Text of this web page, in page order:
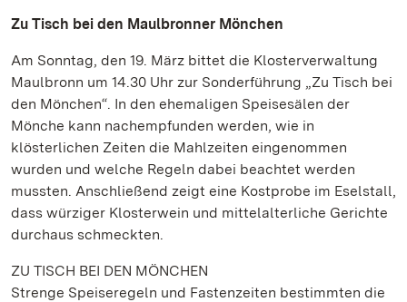
Zu Tisch bei den Maulbronner Mönchen
Am Sonntag, den 19. März bittet die Klosterverwaltung
Maulbronn um 14.30 Uhr zur Sonderführung „Zu Tisch bei
den Mönchen“. In den ehemaligen Speisesälen der
Mönche kann nachempfunden werden, wie in
klösterlichen Zeiten die Mahlzeiten eingenommen
wurden und welche Regeln dabei beachtet werden
mussten. Anschließend zeigt eine Kostprobe im Eselstall,
dass würziger Klosterwein und mittelalterliche Gerichte
durchaus schmeckten.
ZU TISCH BEI DEN MÖNCHEN
Strenge Speiseregeln und Fastenzeiten bestimmten die